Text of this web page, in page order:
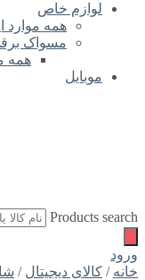
لوازم خاص
همه موارد
مسواک
همه
موبایل
Products search
ورود
خانه / کالای دیجیتال /